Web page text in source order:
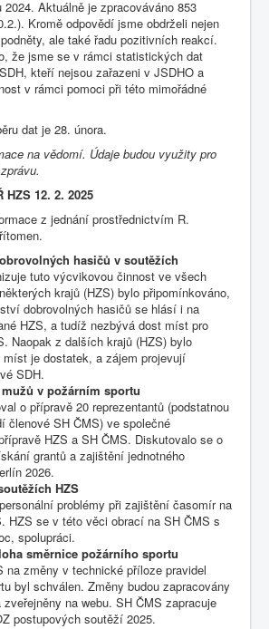
Aktuálně je zpracováváno 853
Kromě odpovědí jsme obdrželi nejen
ale také řadu pozitivních reakcí.
že jsme se v rámci statistických dat
kteří nejsou zařazeni v JSDHO a
v rámci pomoci při této mimořádné
dat je 28. února.
na vědomí. Údaje budou využity pro
12. 2. 2025
z jednání prostřednictvím R.
hasičů v soutěžích
tuto výcvikovou činnost ve všech
krajů (HZS) bylo připomínkováno,
dobrovolných hasičů se hlásí i na
HZS, a tudíž nezbývá dost míst pro
Naopak z dalších krajů (HZS) bylo
míst je dostatek, a zájem projevují
SDH.
mužů v požárním sportu
o přípravě 20 reprezentantů (podstatnou
členové SH ČMS) ve společné
HZS a SH ČMS. Diskutovalo se o
grantů a zajištění jednotného
2026.
HZS
problémy při zajištění časomír na
HZS se v této věci obrací na SH ČMS s
spolupráci.
směrnice požárního sportu
na změny v technické příloze pravidel
byl schválen. Změny budou zapracovány
zveřejněny na webu. SH ČMS zapracuje
postupových soutěží 2025.